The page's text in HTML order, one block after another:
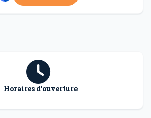
Horaires d'ouverture